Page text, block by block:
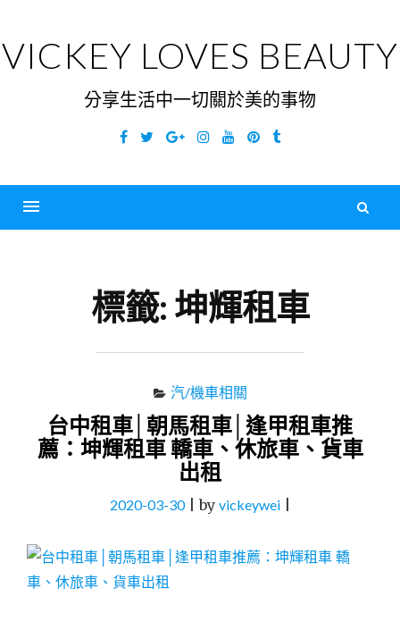
content
VICKEY LOVES BEAUTY
分享生活中一切關於美的事物
Facebook
TwitterGoogleInstagramYouTubePinterest
Tumblr
標籤: 坤輝租車
汽/機車相關
台中租車│朝馬租車│逢甲租車推
薦：坤輝租車 轎車、休旅車、貨車
出租
2020-03-30|by vickeywei|